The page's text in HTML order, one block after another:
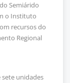
Semiárido
o Instituto
recursos do
Regional
unidades